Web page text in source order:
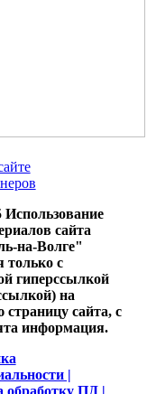
Использование
сайта
на-Волге"
только с
гиперссылкой
на
страницу сайта, с
информация.
|